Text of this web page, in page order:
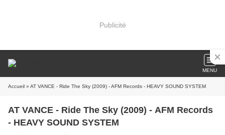
Publicité
MENU
Accueil » AT VANCE - Ride The Sky (2009) - AFM Records - HEAVY SOUND SYSTEM
AT VANCE - Ride The Sky (2009) - AFM Records
- HEAVY SOUND SYSTEM